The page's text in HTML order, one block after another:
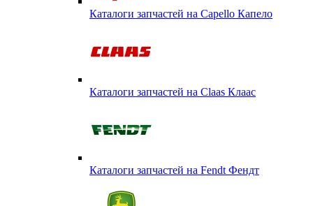
Каталоги запчастей на Capello Капело
Каталоги запчастей на Claas Клаас
Каталоги запчастей на Fendt Фендт